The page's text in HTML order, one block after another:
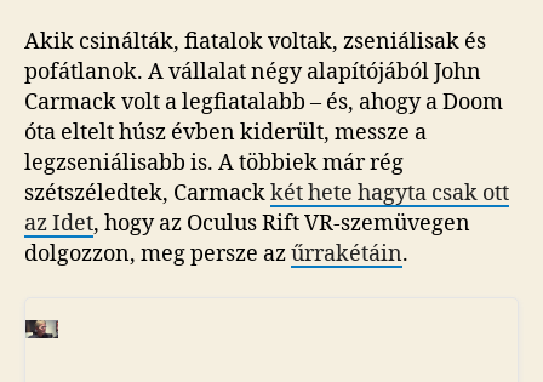
Akik csinálták, fiatalok voltak, zseniálisak és
pofátlanok. A vállalat négy alapítójából John
Carmack volt a legfiatalabb – és, ahogy a Doom
óta eltelt húsz évben kiderült, messze a
legzseniálisabb is. A többiek már rég
szétszéledtek, Carmackkét hete hagyta csak ott
az Idet, hogy az Oculus Rift VR-szemüvegen
dolgozzon, meg persze azűrrakétáin.